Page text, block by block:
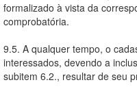
formalizado à vista da
comprobatória.
9.5. A qualquer tempo, o
interessados, devendo a
subitem 6.2., resultar de seu